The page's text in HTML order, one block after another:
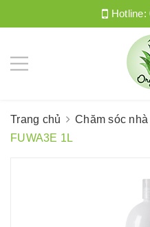
Hotline:
Trang chủ Chăm sóc
FUWA3E 1L